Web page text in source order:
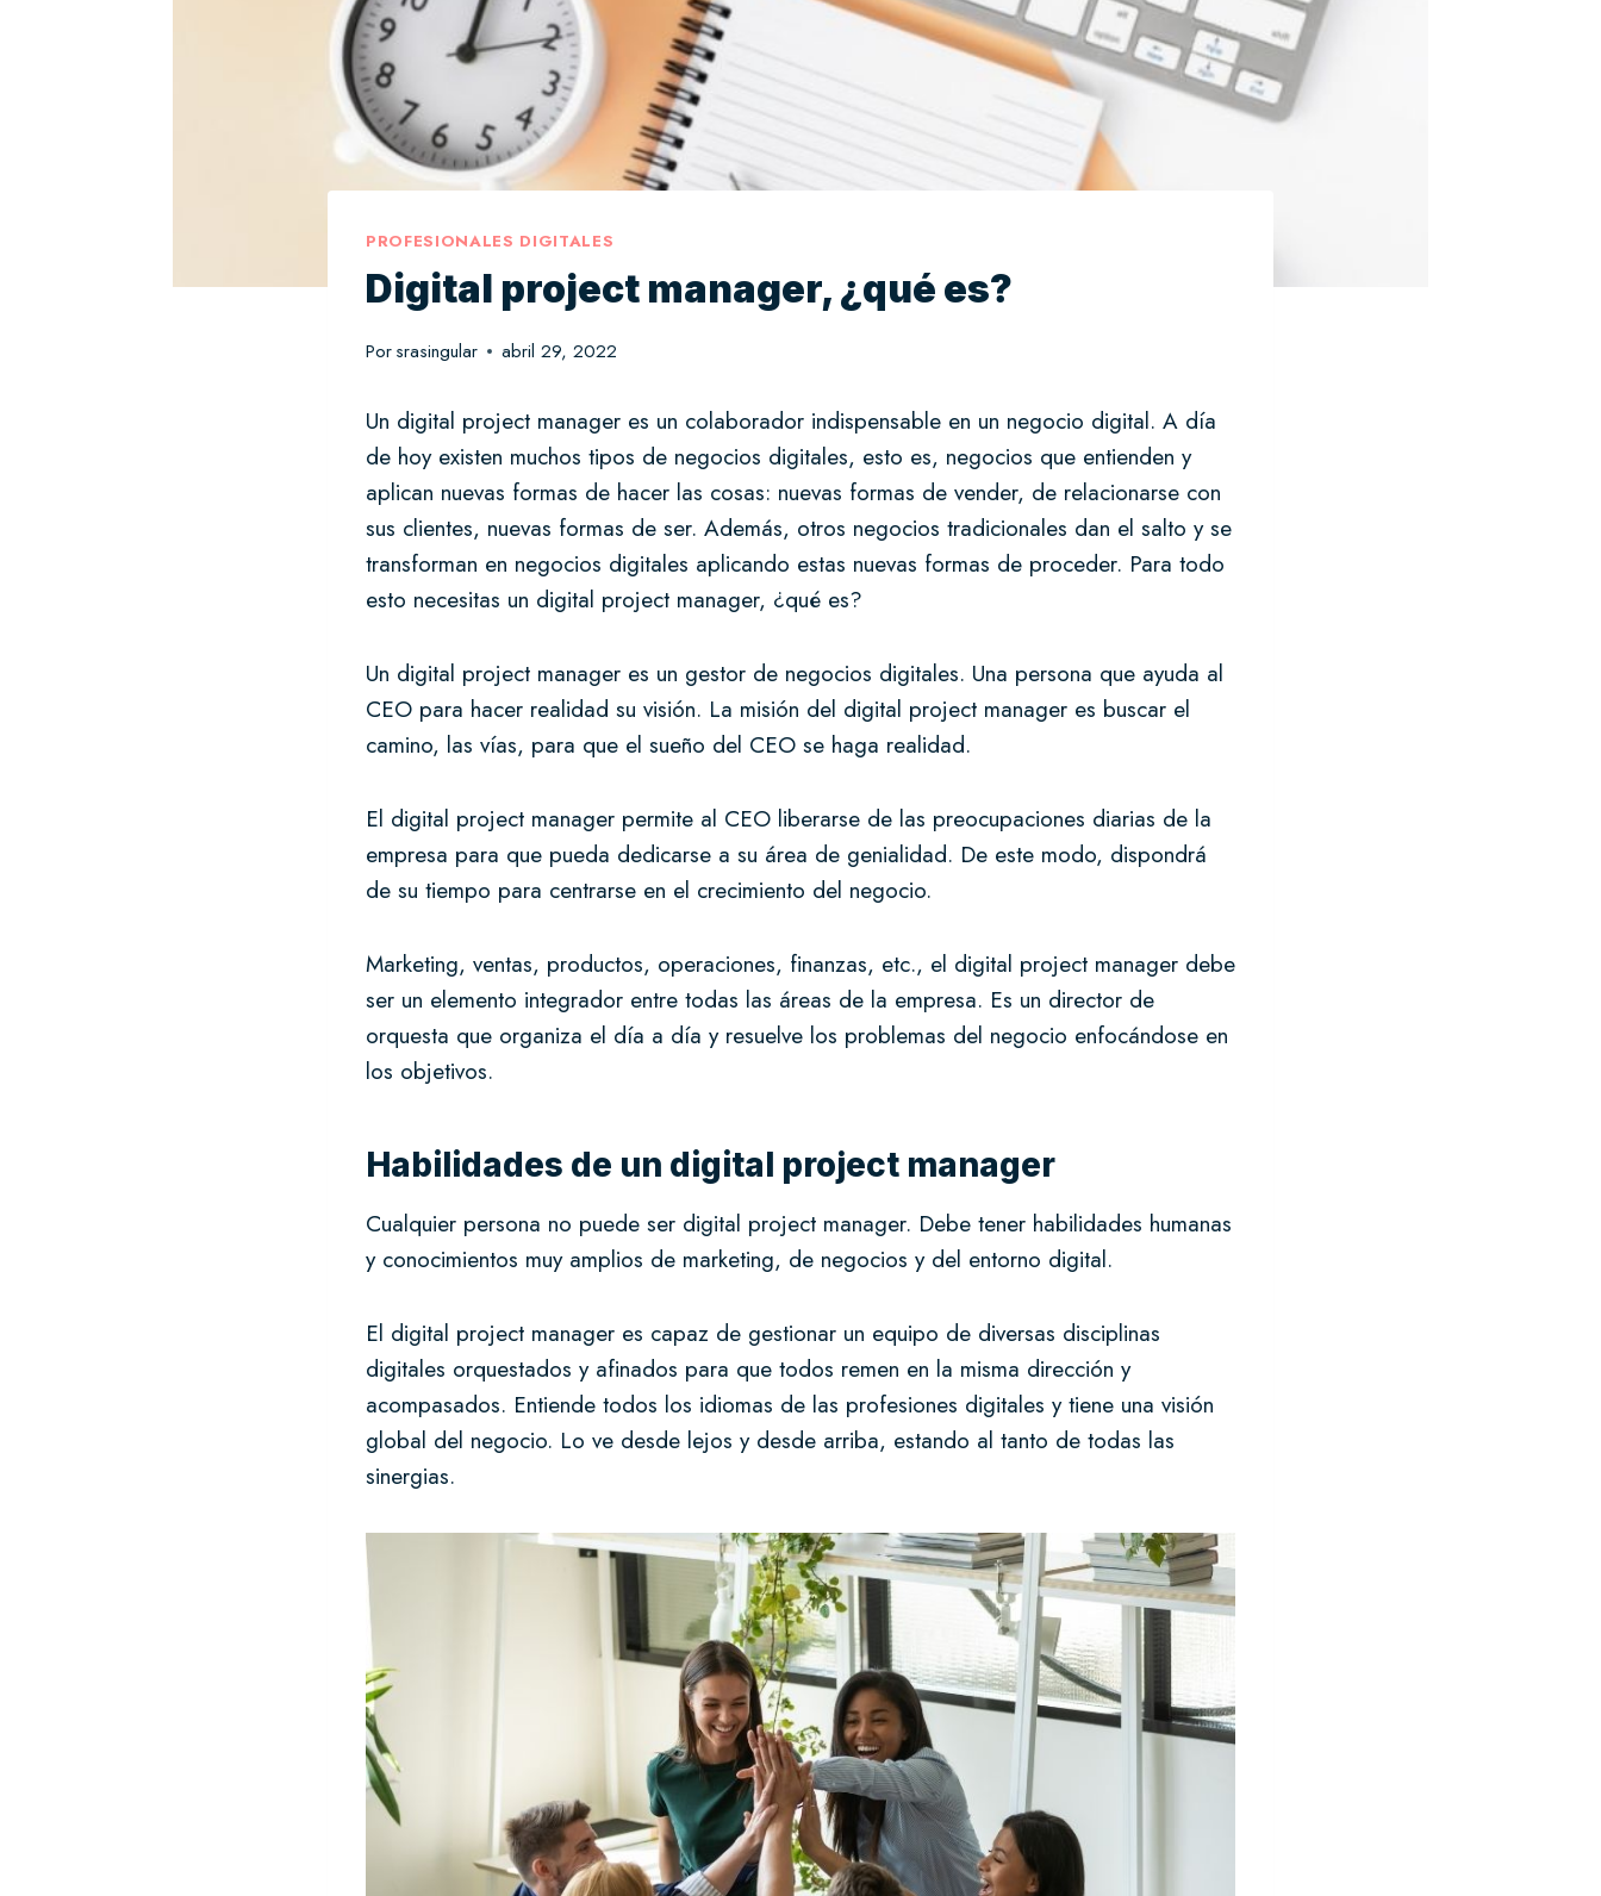
PROFESIONALES DIGITALES
Digital project manager, ¿qué es?
Porsrasingular abril 29, 2022
Un digital project manager es un colaborador indispensable en un negocio digital. A día
de hoy existen muchos tipos de negocios digitales, esto es, negocios que entienden y
aplican nuevas formas de hacer las cosas: nuevas formas de vender, de relacionarse con
sus clientes, nuevas formas de ser. Además, otros negocios tradicionales dan el salto y se
transforman en negocios digitales aplicando estas nuevas formas de proceder. Para todo
esto necesitas un digital project manager, ¿qué es?
Un digital project manager es un gestor de negocios digitales. Una persona que ayuda al
CEO para hacer realidad su visión. La misión del digital project manager es buscar el
camino, las vías, para que el sueño del CEO se haga realidad.
El digital project manager permite al CEO liberarse de las preocupaciones diarias de la
empresa para que pueda dedicarse a su área de genialidad. De este modo, dispondrá
de su tiempo para centrarse en el crecimiento del negocio.
Marketing, ventas, productos, operaciones, finanzas, etc., el digital project manager debe
ser un elemento integrador entre todas las áreas de la empresa. Es un director de
orquesta que organiza el día a día y resuelve los problemas del negocio enfocándose en
los objetivos.
Habilidades de un digital project manager
Cualquier persona no puede ser digital project manager. Debe tener habilidades humanas
y conocimientos muy amplios de marketing, de negocios y del entorno digital.
El digital project manager es capaz de gestionar un equipo de diversas disciplinas
digitales orquestados y afinados para que todos remen en la misma dirección y
acompasados. Entiende todos los idiomas de las profesiones digitales y tiene una visión
global del negocio. Lo ve desde lejos y desde arriba, estando al tanto de todas las
sinergias.